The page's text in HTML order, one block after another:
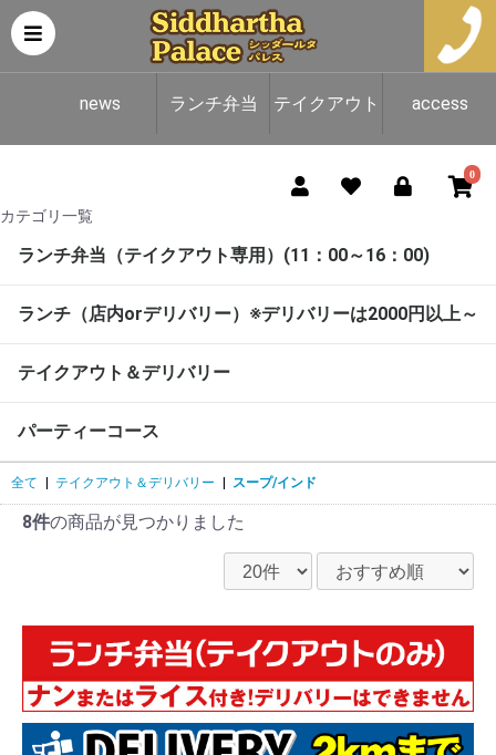
news ランチ弁当 テイクアウト access
0
カテゴリ一覧
ランチ弁当（テイクアウト専用）(11：00～16：00)
ランチ（店内orデリバリー）※デリバリーは2000円以上～
テイクアウト＆デリバリー
パーティーコース
全て テイクアウト＆デリバリー スープ/インド
8件の商品が見つかりました